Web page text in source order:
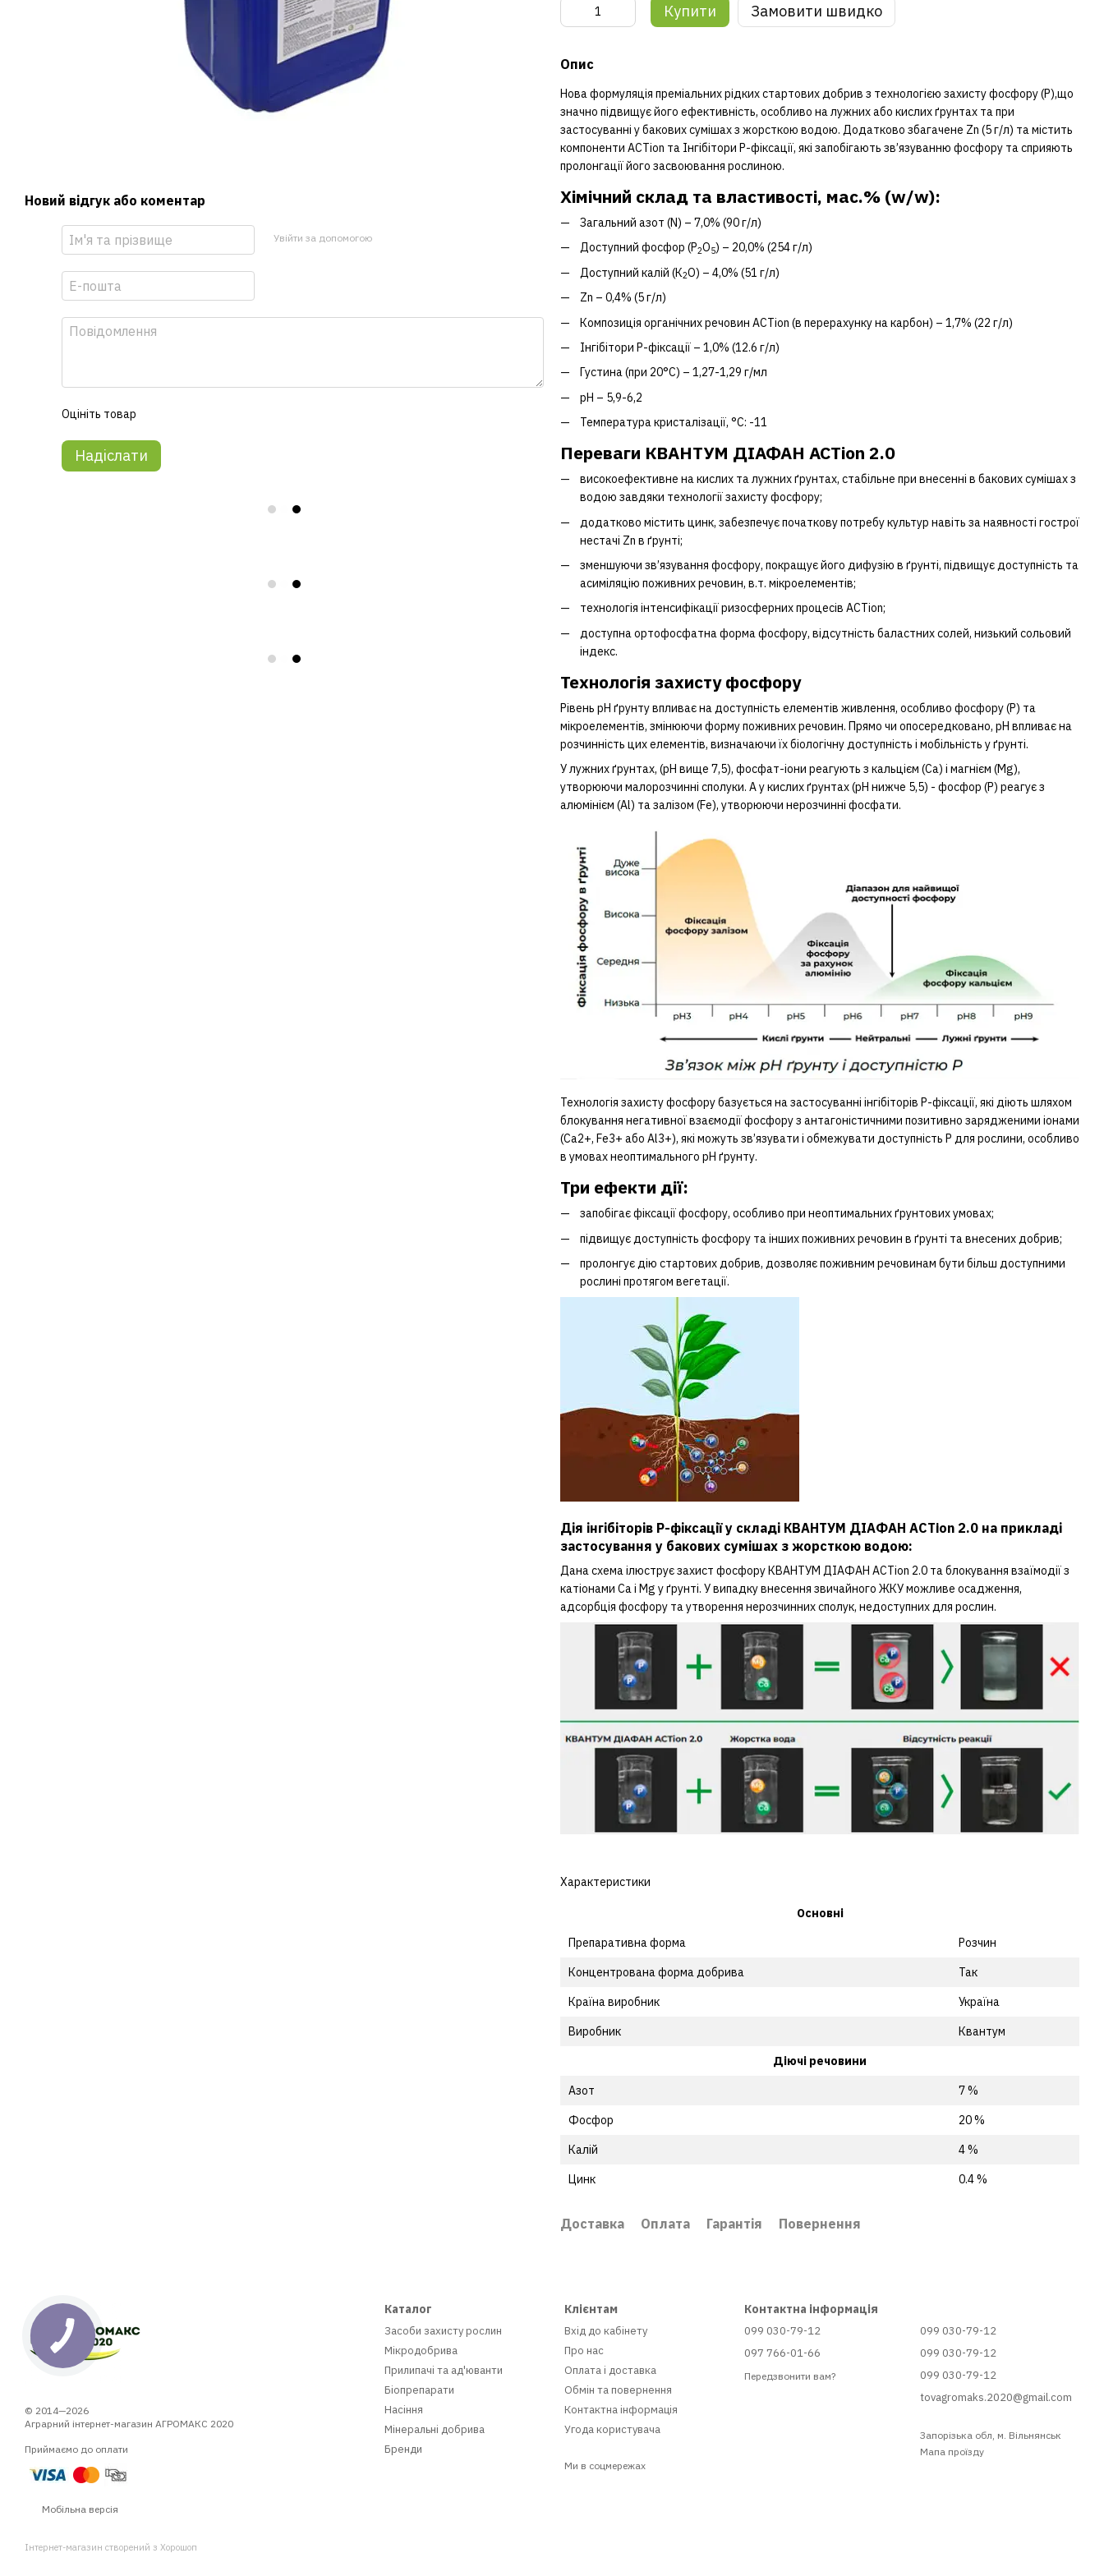
Новий відгук або коментар
Увійти за допомогою
Оцініть товар
Надіслати
Купити Замовити швидко
Опис
Нова формуляція преміальних рідких стартових добрив з технологією захисту фосфору (Р),що
значно підвищує його ефективність, особливо на лужних або кислих ґрунтах та при
застосуванні у бакових сумішах з жорсткою водою. Додатково збагачене Zn (5 г/л) та містить
компоненти ACTion та Інгібітори Р-фіксації, які запобігають зв’язуванню фосфору та сприяють
пролонгації його засвоювання рослиною.
Хімічний склад та властивості, мас.% (w/w):
Загальний азот (N) – 7,0% (90 г/л)
Доступний фосфор (Р2О5) – 20,0% (254 г/л)
Доступний калій (К2О) – 4,0% (51 г/л)
Zn – 0,4% (5 г/л)
Композиція органічних речовин ACTion (в перерахунку на карбон) – 1,7% (22 г/л)
Інгібітори Р-фіксації – 1,0% (12.6 г/л)
Густина (при 20°С) – 1,27-1,29 г/мл
рН – 5,9-6,2
Температура кристалізації, °С: -11
Переваги КВАНТУМ ДІАФАН ACTion 2.0
високоефективне на кислих та лужних ґрунтах, стабільне при внесенні в бакових сумішах з
водою завдяки технології захисту фосфору;
додатково містить цинк, забезпечує початкову потребу культур навіть за наявності гострої
нестачі Zn в ґрунті;
зменшуючи зв’язування фосфору, покращує його дифузію в ґрунті, підвищує доступність та
асиміляцію поживних речовин, в.т. мікроелементів;
технологія інтенсифікації ризосферних процесів ACTion;
доступна ортофосфатна форма фосфору, відсутність баластних солей, низький сольовий
індекс.
Технологія захисту фосфору
Рівень рН ґрунту впливає на доступність елементів живлення, особливо фосфору (Р) та
мікроелементів, змінюючи форму поживних речовин. Прямо чи опосередковано, pH впливає на
розчинність цих елементів, визначаючи їх біологічну доступність і мобільність у ґрунті.
У лужних ґрунтах, (рН вище 7,5), фосфат-іони реагують з кальцієм (Ca) і магнієм (Mg),
утворюючи малорозчинні сполуки. А у кислих ґрунтах (рН нижче 5,5) - фосфор (Р) реагує з
алюмінієм (Al) та залізом (Fe), утворюючи нерозчинні фосфати.
Технологія захисту фосфору базується на застосуванні інгібіторів Р-фіксації, які діють шляхом
блокування негативної взаємодії фосфору з антагоністичними позитивно зарядженими іонами
(Ca2+, Fe3+ або Al3+), які можуть зв’язувати і обмежувати доступність Р для рослини, особливо
в умовах неоптимального рН ґрунту.
Три ефекти дії:
запобігає фіксації фосфору, особливо при неоптимальних ґрунтових умовах;
підвищує доступність фосфору та інших поживних речовин в ґрунті та внесених добрив;
пролонгує дію стартових добрив, дозволяє поживним речовинам бути більш доступними
рослині протягом вегетації.
Дія інгібіторів Р-фіксації у складі КВАНТУМ ДІАФАН ACTion 2.0 на прикладі
застосування у бакових сумішах з жорсткою водою:
Дана схема ілюструє захист фосфору КВАНТУМ ДІАФАН ACTion 2.0 та блокування взаїмодії з
катіонами Са і Mg у ґрунті. У випадку внесення звичайного ЖКУ можливе осадження,
адсорбція фосфору та утворення нерозчинних сполук, недоступних для рослин.
Характеристики
Основні
Препаративна форма
Розчин
Концентрована форма добрива
Так
Країна виробник
Україна
Виробник
Квантум
Діючі речовини
Азот
7 %
Фосфор
20 %
Калій
4 %
Цинк
0.4 %
Доставка Оплата Гарантія Повернення
© 2014—2026
Аграрний інтернет-магазин АГРОМАКС 2020
Приймаємо до оплати
Мобільна версія
Інтернет-магазин створений з Хорошоп
Каталог
Засоби захисту рослин
Мікродобрива
Прилипачі та ад'юванти
Біопрепарати
Насіння
Мінеральні добрива
Бренди
Клієнтам
Вхід до кабінету
Про нас
Оплата і доставка
Обмін та повернення
Контактна інформація
Угода користувача
Ми в соцмережах
Контактна інформація
099 030-79-12
097 766-01-66
Передзвонити вам?
099 030-79-12
099 030-79-12
099 030-79-12
tovagromaks.2020@gmail.com
Запорізька обл, м. Вільнянськ
Мапа проїзду